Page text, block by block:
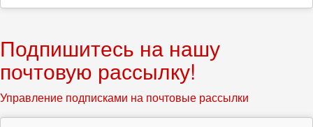
Подпишитесь на нашу
почтовую рассылку!
Управление подписками на почтовые рассылки